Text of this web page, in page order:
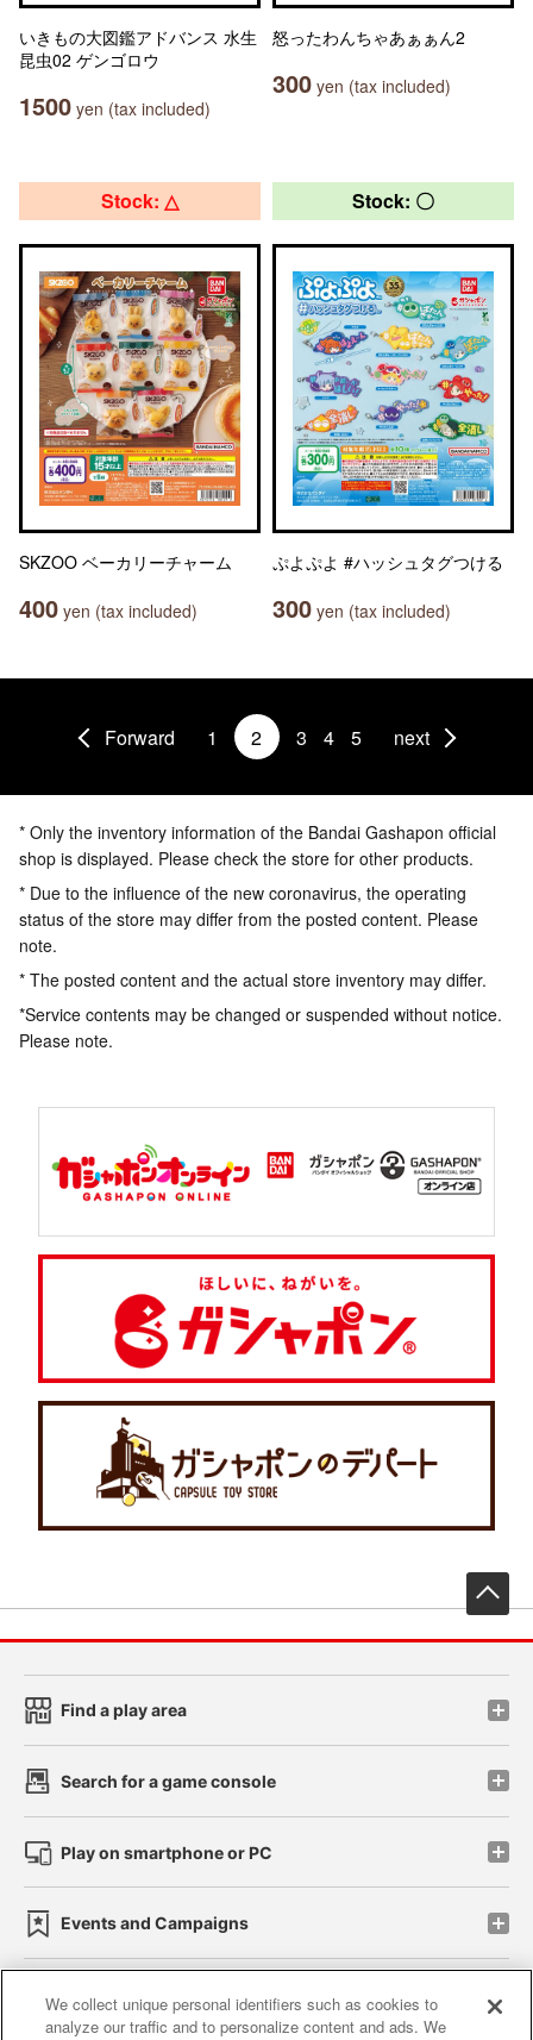
いきもの大図鑑アドバンス 水生
昆虫02 ゲンゴロウ
1500 yen (tax included)
怒ったわんちゃあぁぁん2
300 yen (tax included)
Stock: △
SKZOO ベーカリーチャーム
400 yen (tax included)
Stock: 〇
ぷよぷよ #ハッシュタグつける
300 yen (tax included)
Forward 1 2 3 4 5 next
* Only the inventory information of the Bandai Gashapon official
shop is displayed. Please check the store for other products.
* Due to the influence of the new coronavirus, the operating
status of the store may differ from the posted content. Please
note.
* The posted content and the actual store inventory may differ.
*Service contents may be changed or suspended without notice.
Please note.
Find a play area
Search for a game console
Play on smartphone or PC
Events and Campaigns
We collect unique personal identifiers such as cookies to
analyze our traffic and to personalize content and ads. We